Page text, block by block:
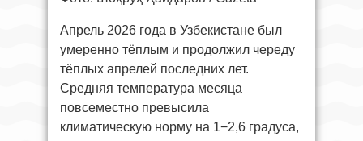
Апрель 2026 года в Узбекистане был
умеренно тёплым и продолжил череду
тёплых апрелей последних лет.
Средняя температура месяца
повсеместно превысила
климатическую норму на 1−2,6 градуса,